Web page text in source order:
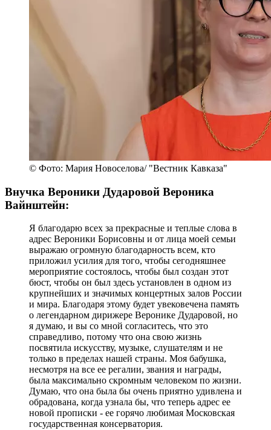
© Фото: Мария Новоселова/ "Вестник Кавказа"
Внучка Вероники Дударовой Вероника
Вайнштейн:
Я благодарю всех за прекрасные и теплые слова в
адрес Вероники Борисовны и от лица моей семьи
выражаю огромную благодарность всем, кто
приложил усилия для того, чтобы сегодняшнее
мероприятие состоялось, чтобы был создан этот
бюст, чтобы он был здесь установлен в одном из
крупнейших и значимых концертных залов России
и мира. Благодаря этому будет увековечена память
о легендарном дирижере Веронике Дударовой, но
я думаю, и вы со мной согласитесь, что это
справедливо, потому что она свою жизнь
посвятила искусству, музыке, слушателям и не
только в пределах нашей страны. Моя бабушка,
несмотря на все ее регалии, звания и награды,
была максимально скромным человеком по жизни.
Думаю, что она была бы очень приятно удивлена и
обрадована, когда узнала бы, что теперь адрес ее
новой прописки - ее горячо любимая Московская
государственная консерватория.